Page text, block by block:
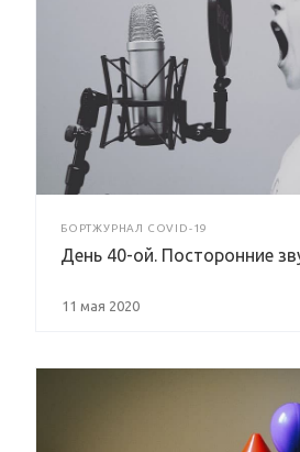
БОРТЖУРНАЛ COVID-19
День 40-ой. Посторонние
11 мая 2020